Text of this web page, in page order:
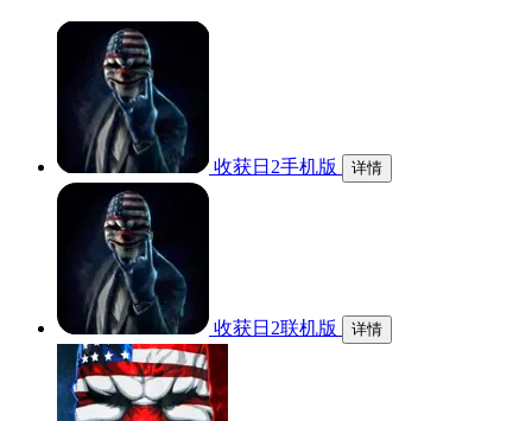
收获日2手机版 详情
收获日2联机版 详情